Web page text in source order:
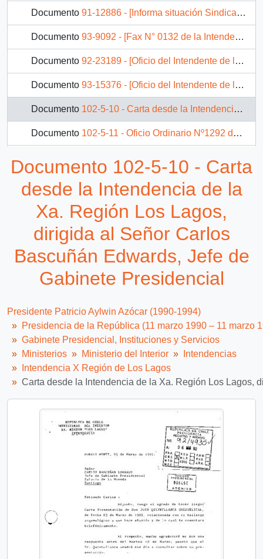
Documento 91-12886 - [Informa situación Sindicato de Trabajadores Independientes "El Carrizo"]
Documento 93-9092 - [Fax N° 0132 de la Intendencia de Los Lagos]
Documento 92-23189 - [Oficio del Intendente de la Región de los Lagos dirigido al Asesor Presidencial, mediante el cual adjunta listado de juntas de vecinos con motivo de saludo navideño]
Documento 93-15376 - [Oficio del Intendente de la Región de Los Lagos dirigido al Gabinete Presidencial, referente a situación laboral en Municipalidad de San José de la Marquina]
Documento 102-5-10 - Carta desde la Intendencia de la Xa. Región Los Lagos, dirigida al Señor Carlos Bascuñán Edwards, Jefe de Gabinete Presidencial
Documento 102-5-11 - Oficio Ordinario Nº1292 del Sr. Rabindranath Quinteros Lara, Intendente Regional de la X Región de Los Lagos, dirigido a S.E. el Presidente de la República, don Patricio Aylwin Azócar, sobre el proyecto Planta de Tratamiento de Aguas Servidas de Puerto Varas y Llanquihue
Documento 102-5-10 - Carta
desde la Intendencia de la
Xa. Región Los Lagos,
dirigida al Señor Carlos
Bascuñán Edwards, Jefe de
Gabinete Presidencial
Presidente Patricio Aylwin Azócar (1990-1994)
Presidencia de la República (11 marzo 1990 – 11 marzo
Gabinete Presidencial, Instituciones y Servicios
Ministerios
Ministerio del Interior
Intendencias
Intendencia X Región de Los Lagos
Carta desde la Intendencia de la Xa. Región Los Lagos,